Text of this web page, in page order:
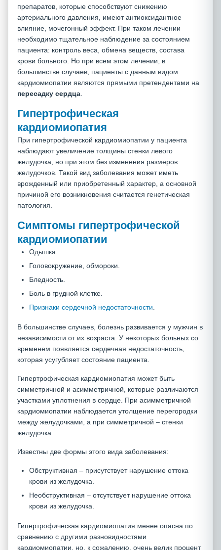
препаратов, которые способствуют снижению
артериального давления, имеют антиоксидантное
влияние, мочегонный эффект. При таком лечении
необходимо тщательное наблюдение за состоянием
пациента: контроль веса, обмена веществ, состава
крови больного. Но при всем этом лечении, в
большинстве случаев, пациенты с данным видом
кардиомиопатии являются прямыми претендентами на
пересадку сердца
Гипертрофическая
кардиомиопатия
При гипертрофической кардиомиопатии у пациента
наблюдают увеличение толщины стенки левого
желудочка, но при этом без изменения размеров
желудочков. Такой вид заболевания может иметь
врожденный или приобретенный характер, а основной
причиной его возникновения считается генетическая
патология.
Симптомы гипертрофической
кардиомиопатии
Одышка.
Головокружение, обмороки.
Бледность.
Боль в грудной клетке.
Признаки сердечной недостаточности
В большинстве случаев, болезнь развивается у мужчин в
независимости от их возраста. У некоторых больных со
временем появляется сердечная недостаточность,
которая усугубляет состояние пациента.
Гипертрофическая кардиомиопатия может быть
симметричной и асимметричной, которые различаются
участками уплотнения в сердце. При асимметричной
кардиомиопатии наблюдается утолщение перегородки
между желудочками, а при симметричной – стенки
желудочка.
Известны две формы этого вида заболевания:
Обструктивная – присутствует нарушение оттока
крови из желудочка.
Необструктивная – отсутствует нарушение оттока
крови из желудочка.
Гипертрофическая кардиомиопатия менее опасна по
сравнению с другими разновидностями
кардиомиопатии, но, к сожалению, очень велик процент